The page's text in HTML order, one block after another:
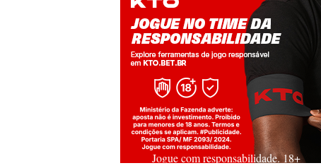
Jogue com responsabilidade. 18+